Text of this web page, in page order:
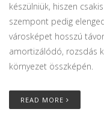
készülniük, hiszen
szempont pedig
városképet hosszú
amortizálódó, rozsdás
környezet összképén.
READ MORE